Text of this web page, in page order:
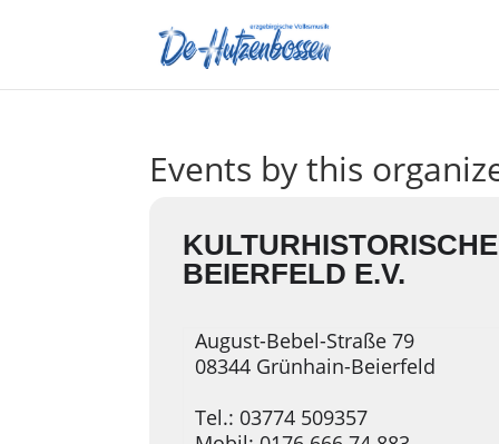
Events by this
BEIERFELD E.V.
August-Bebel-Straße 79
08344 Grünhain-Beierfeld
Tel.: 03774 509357